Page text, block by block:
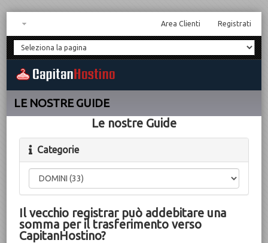
Area Clienti Registrati
LE NOSTRE GUIDE
Le nostre Guide
Categorie
Il vecchio registrar può addebitare una
somma per il trasferimento verso
CapitanHostino?